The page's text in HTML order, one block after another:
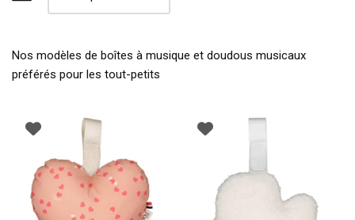
Nos modèles de boîtes à musique et doudous musicaux
préférés pour les tout-petits